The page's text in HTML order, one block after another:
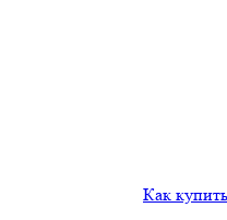
Как купить